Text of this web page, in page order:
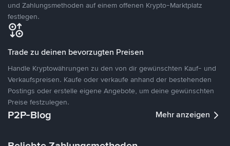
und Zahlungsmethoden auf einem offenen Krypto-Marktplatz
festlegen.
Trade zu deinen bevorzugten Preisen
Handle Kryptowährungen zu den von dir gewünschten Kauf- und
Verkaufspreisen. Kaufe oder verkaufe anhand der bestehenden
Postings oder erstelle eigene Angebote, um deine gewünschten
Preise festzulegen.
P2P-Blog Mehr anzeigen